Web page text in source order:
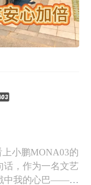
小鹏MONA03的
话，作为一名文艺
中我的心巴——一